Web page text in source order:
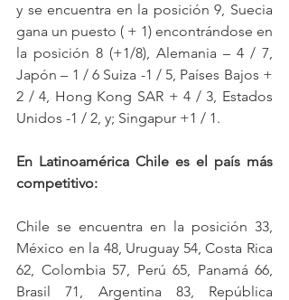
y se encuentra en la posición 9, Suecia
gana un puesto ( + 1) encontrándose en
la posición 8 (+1/8), Alemania – 4 / 7,
Japón – 1 / 6 Suiza -1 / 5, Países Bajos +
2 / 4, Hong Kong SAR + 4 / 3, Estados
Unidos -1 / 2, y; Singapur +1 / 1.
En Latinoamérica Chile es el país más
competitivo:
Chile se encuentra en la posición 33,
México en la 48, Uruguay 54, Costa Rica
62, Colombia 57, Perú 65, Panamá 66,
Brasil 71, Argentina 83, República